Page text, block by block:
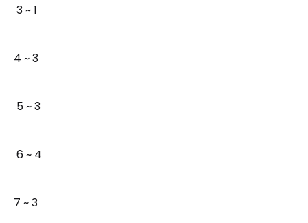
3 ~ 1
4 ~ 3
5 ~ 3
6 ~ 4
7 ~ 3